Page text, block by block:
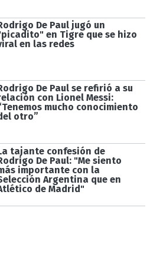
De Paul jugó un
en Tigre que se hizo
en las redes
De Paul se refirió a su
con Lionel Messi:
mucho conocimiento
otro”
tajante confesión de
De Paul: "Me siento
importante con la
Argentina que en
de Madrid"